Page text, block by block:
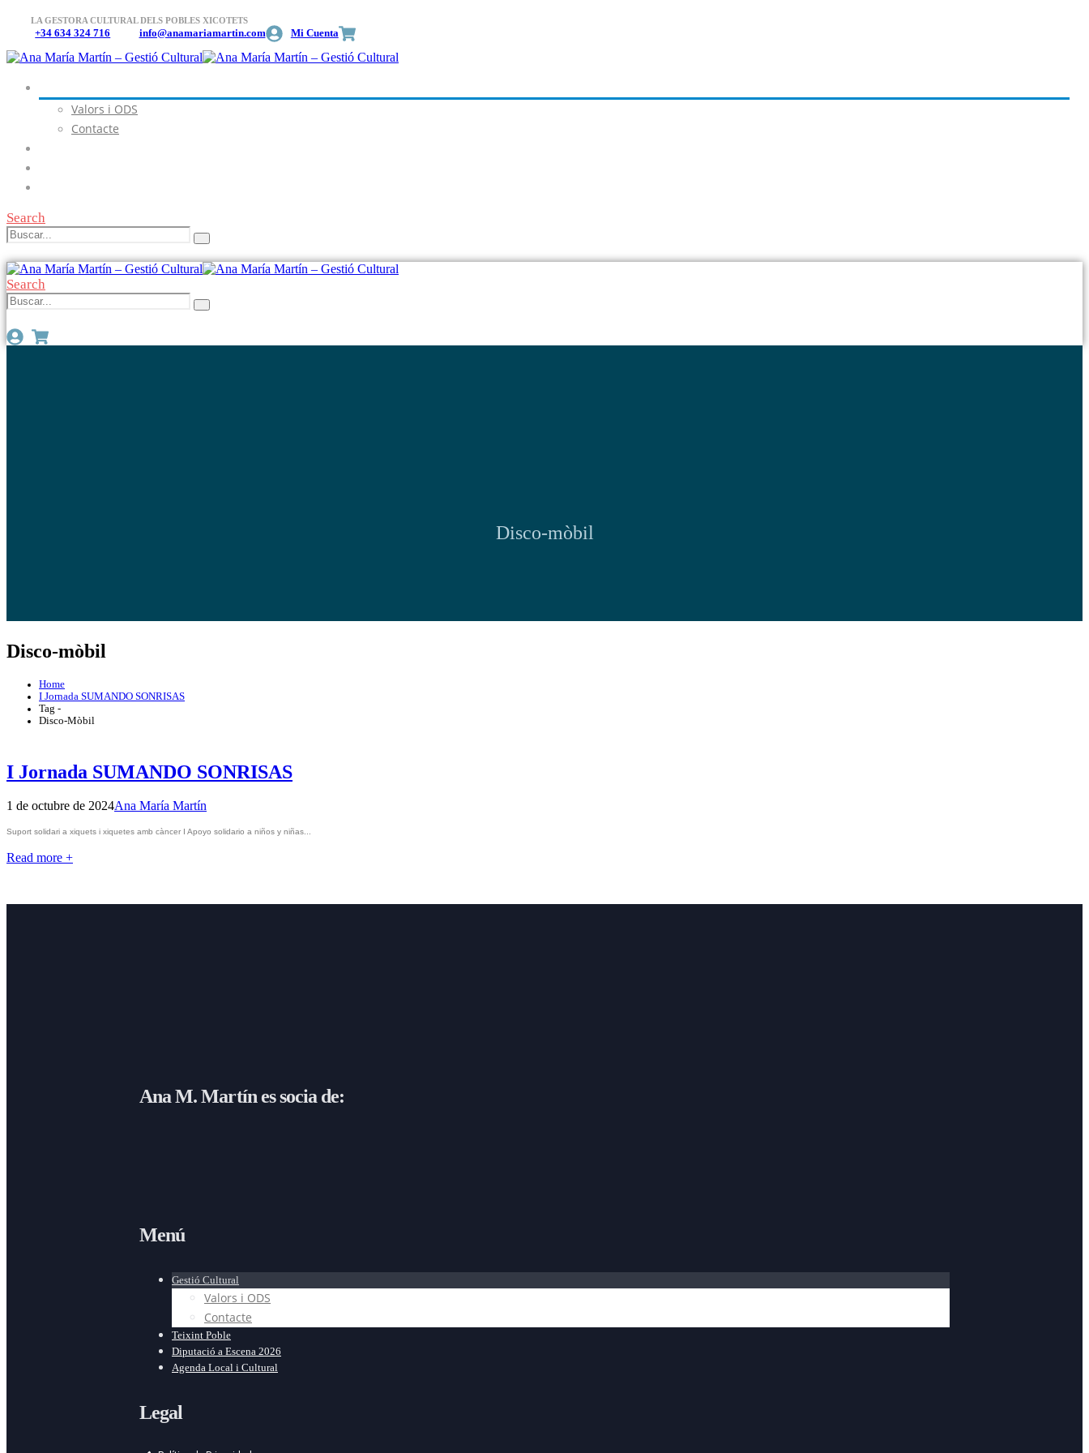
LA GESTORA CULTURAL DELS POBLES XICOTETS
+34 634 324 716 info@anamariamartin.com Mi Cuenta
Valors i ODS
Contacte
Search
Search
Disco-mòbil
Disco-mòbil
Home
I Jornada SUMANDO SONRISAS
Tag -
Disco-Mòbil
I Jornada SUMANDO SONRISAS
1 de octubre de 2024Ana María Martín
Suport solidari a xiquets i xiquetes amb càncer I Apoyo solidario a niños y niñas...
Read more +
Ana M. Martín es socia de:
Menú
Gestió Cultural
Valors i ODS
Contacte
Teixint Poble
Diputació a Escena 2026
Agenda Local i Cultural
Legal